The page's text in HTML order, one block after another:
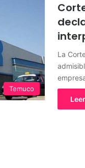
Temuco
La